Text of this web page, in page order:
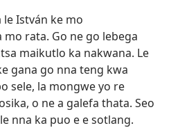
le István ke mo
rata. Go ne go lebega
maikutlo ka nakwana. Le
gana go nna teng kwa
sele, la mongwe yo re
o ne a galefa thata. Seo
nna ka puo e e sotlang.